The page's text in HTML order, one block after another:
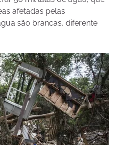
afetadas pelas
são brancas, diferente